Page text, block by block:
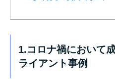
1.コロナ禍において
ライアント事例